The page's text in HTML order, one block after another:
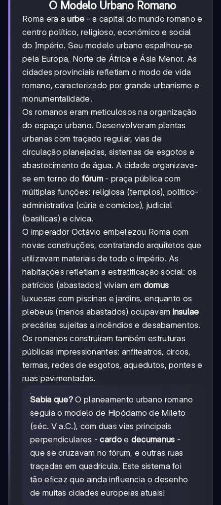
O Modelo Urbano Romano
Roma era aurbe - a capital do mundo romano e
centro político, religioso, económico e social
do Império. Seu modelo urbano espalhou-se
pela Europa, Norte de África e Ásia Menor. As
cidades provinciais refletiam o modo de vida
romano, caracterizado por grande urbanismo e
monumentalidade.
Os romanos eram meticulosos na organização
do espaço urbano. Desenvolveram plantas
urbanas com traçado regular, vias de
circulação planejadas, sistemas de esgotos e
abastecimento de água. A cidade organizava-
se em torno do fórum - praça pública com
múltiplas funções: religiosa (templos), político-
administrativa (cúria e comícios), judicial
(basílicas) e cívica.
O imperador Octávio embelezou Roma com
novas construções, contratando arquitetos que
utilizavam materiais de todo o império. As
habitações refletiam a estratificação social: os
patrícios (abastados) viviam em domus
luxuosas com piscinas e jardins, enquanto os
plebeus (menos abastados) ocupavam insulae
precárias sujeitas a incêndios e desabamentos.
Os romanos construíram também estruturas
públicas impressionantes: anfiteatros, circos,
termas, redes de esgotos, aquedutos, pontes e
ruas pavimentadas.
Sabia que? O planeamento urbano romano
seguia o modelo de Hipódamo de Mileto
(séc. V a.C.), com duas vias principais
perpendiculares -cardoe decumanus -
que se cruzavam no fórum, e outras ruas
traçadas em quadrícula. Este sistema foi
tão eficaz que ainda influencia o desenho
de muitas cidades europeias atuais!